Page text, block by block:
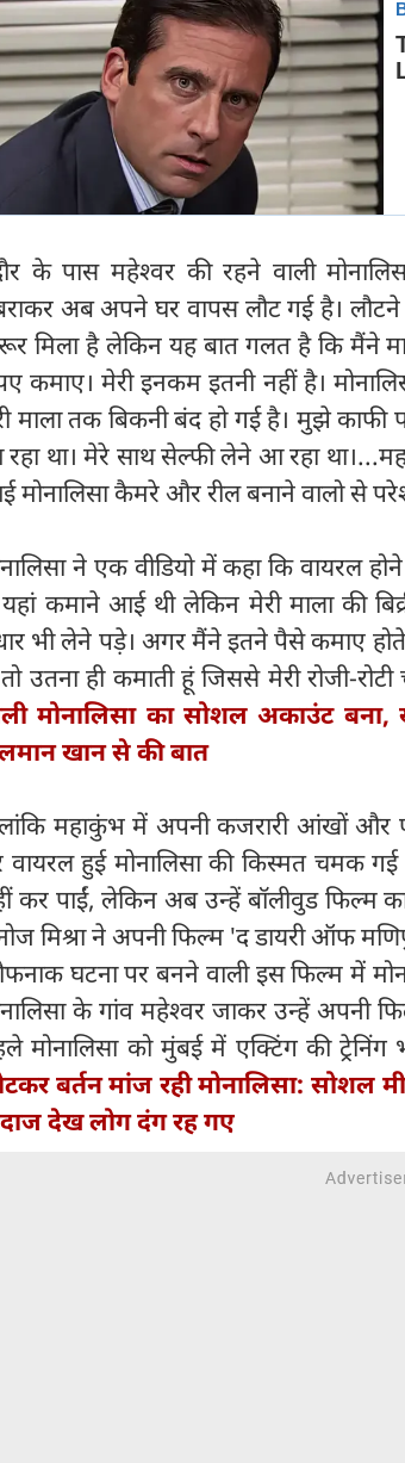
के पास महेश्वर की रहने वाली
अब अपने घर वापस लौट गई है।
मिला है लेकिन यह बात गलत है कि मैंने
कमाए। मेरी इनकम इतनी नहीं है।
माला तक बिकनी बंद हो गई है। मुझे काफी
था। मेरे साथ सेल्फी लेने आ रहा
मोनालिसा कैमरे और रील बनाने वालो से
ने एक वीडियो में कहा कि वायरल
कमाने आई थी लेकिन मेरी माला की
भी लेने पड़े। अगर मैंने इतने पैसे कमाए
उतना ही कमाती हूं जिससे मेरी रोजी-
मोनालिसा का सोशल अकाउंट
खान से की बात
महाकुंभ में अपनी कजरारी आंखों और
वायरल हुई मोनालिसा की किस्मत चमक
कर पाईं, लेकिन अब उन्हें बॉलीवुड फिल्म
मिश्रा ने अपनी फिल्म 'द डायरी ऑफ
घटना पर बनने वाली इस फिल्म में
के गांव महेश्वर जाकर उन्हें अपनी
मोनालिसा को मुंबई में एक्टिंग की ट्रेनिंग
बर्तन मांज रही मोनालिसा: सोशल
देख लोग दंग रह गए